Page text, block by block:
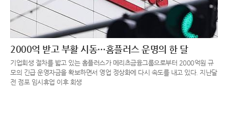
2000억 받고 부활 시동…홈플러스 운명의 한 달
기업회생 절차를 밟고 있는 홈플러스가 메리츠금융그룹으로부터 2000억원 규
모의 긴급 운영자금을 확보하면서 영업 정상화에 다시 속도를 내고 있다. 지난달
전 점포 임시휴업 이후 회생